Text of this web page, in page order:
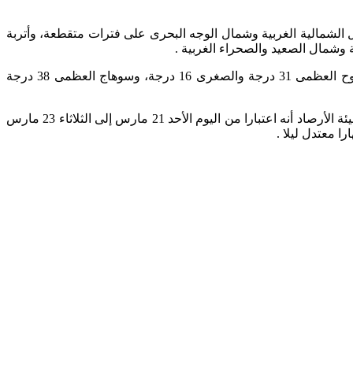
الغربية وشمال الوجه البحرى على فترات متقطعة، وأتربة
وشمال الصعيد والصحراء الغربية .
وبالنسبة لدرجات الحرارة، اليوم الأحد: القاهرة العظمى 34 درجة والصغرى 21 درجة، والإسكندرية العظمى 30 والصغرى 19 درجة، ومطروح العظمى 31 درجة والصغرى 16 درجة، وسوهاج العظمى 38 درجة
كشفت الهيئة العامة للأرصاد الجوية، عن الظواهر الجوية المتوقعة من اليوم الأحد 21 مارس 2021 إلى الجمعة 26 مارس 2021، حيث أكدت هيئة الأرصاد أنه اعتبارا من اليوم الأحد 21 مارس إلى الثلاثاء 23 مارس